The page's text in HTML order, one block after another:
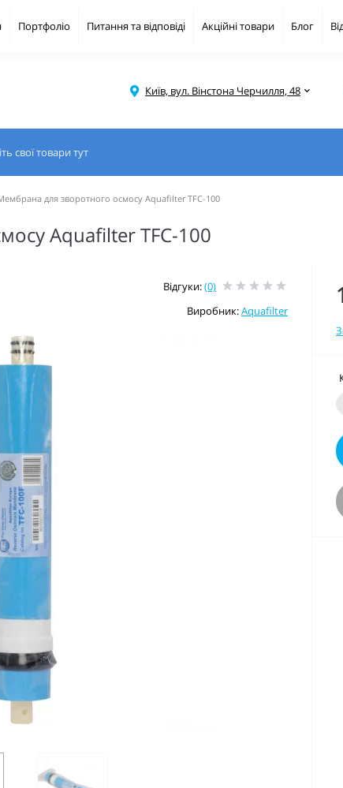
Портфоліо Питання та відповіді Акційні товари Блог
Київ, вул. Вінстона Черчилля, 48
для зворотного осмосу Aquafilter TFC-100
Aquafilter TFC-100
Відгуки:(0)
Виробник:Aquafilter